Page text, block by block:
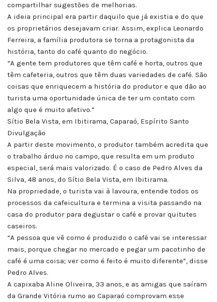
compartilhar sugestões de melhorias.
A ideia principal era partir daquilo que já existia e do que
os proprietários desejavam criar. Assim, explica Leonardo
Ferreira, a família produtora se torna a protagonista da
história, tanto do café quanto do negócio.
“A gente tem produtores que têm café e horta, outros que
têm cafeteria, outros que têm duas variedades de café. São
coisas que enriquecem a história do produtor e que dão ao
turista uma oportunidade única de ter um contato com
algo que é muito afetivo.”
Sítio Bela Vista, em Ibitirama, Caparaó, Espírito Santo
Divulgação
A partir deste movimento, o produtor também acredita que
o trabalho árduo no campo, que resulta em um produto
especial, será mais valorizado. É o caso de Pedro Alves da
Silva, 48 anos, do Sítio Bela Vista, em Ibitirama.
Na propriedade, o turista vai à lavoura, entende todos os
processos da cafeicultura e termina a visita passando na
casa do produtor para degustar o café e provar quitutes
caseiros.
“A pessoa que vê como é produzido o café vai se interessar
mais, porque chegar no mercado e pegar um pacotinho de
café é uma coisa; ver como é feito é muito diferente”, disse
Pedro Alves.
A capixaba Aline Oliveira, 33 anos, e as amigas que saíram
da Grande Vitória rumo ao Caparaó comprovam esse